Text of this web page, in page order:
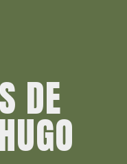
DE